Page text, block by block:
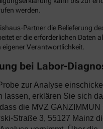
werden.
Partner die Belieferung
er die erforderlichen Daten
Verantwortlichkeit.
bei Labor-
zur Analyse
lassen, erklären Sie sich
die MVZ GANZIMMUN
Straße 3, 55127 Mainz